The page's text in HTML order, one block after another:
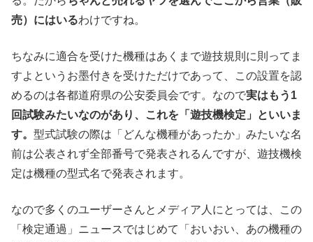
売）にはいるわけですね。
ちなみに適合を受けた機種はあくまで遊技規則に則ってま
すよというお墨付きを受けただけであって、この設置を認
めるのは各都道府県の公安委員会です。なので実はもう1
回試験みたいなのがあり、これを「遊技機検定」といいま
す。 型式試験の際は「どんな機種があったか」みたいな名
前は公表されず全部番号で発表されるんですが、遊技機検
定は機種の型式名で発表されます。
なので多くのユーザーさんとメディア人にとっては、この
「検定通過」ニュースではじめて「おいおい、あの機種の